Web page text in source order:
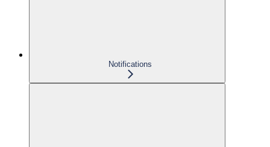
Notifications